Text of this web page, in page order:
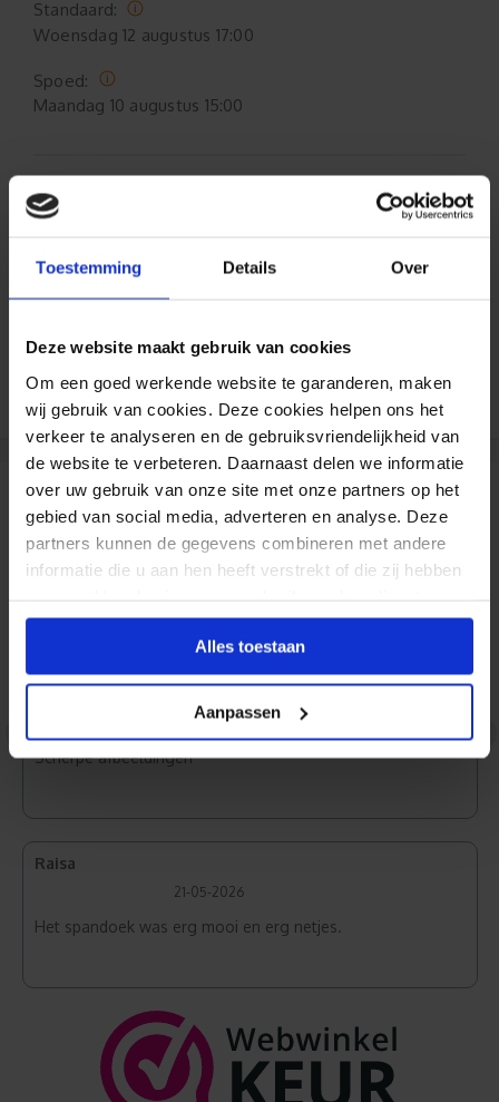
Toestemming Details Over
Deze website maakt gebruik van cookies
Om een goed werkende website te garanderen, maken
wij gebruik van cookies. Deze cookies helpen ons het
verkeer te analyseren en de gebruiksvriendelijkheid van
de website te verbeteren. Daarnaast delen we informatie
over uw gebruik van onze site met onze partners op het
gebied van social media, adverteren en analyse. Deze
partners kunnen de gegevens combineren met andere
informatie die u aan hen heeft verstrekt of die zij hebben
Alles toestaan
Aanpassen
Standaard:
Woensdag 12 augustus 17:00
Spoed:
Maandag 10 augustus 15:00
Al 35 jaar ervaring!
Duizenden klanten raden jou aan bij ons te
bestellen (lees de onafhankelijke reviews)
Reviews
Frontlit PVC
27-05-2026
Scherpe afbeeldingen
Raisa
21-05-2026
Het spandoek was erg mooi en erg netjes.
< >